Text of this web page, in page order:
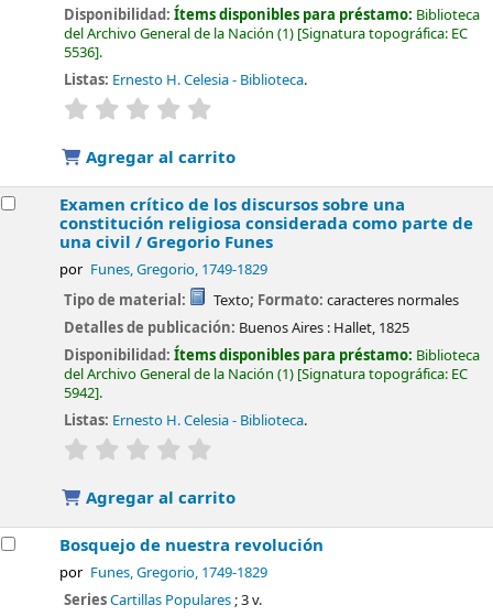
Disponibilidad:Ítems disponibles para préstamo: Biblioteca
del Archivo General de la Nación (1) Signatura topográfica: EC
5536 .
Listas: Ernesto H. Celesia - Biblioteca.
valoración
Agregar al carrito
Examen crítico de los discursos sobre una
constitución religiosa considerada como parte de
una civil / Gregorio Funes
por Funes, Gregorio, 1749-1829
Tipo de material: Texto; Formato: caracteres normales
Detalles de publicación: Buenos Aires : Hallet, 1825
Disponibilidad:Ítems disponibles para préstamo: Biblioteca
del Archivo General de la Nación (1) Signatura topográfica: EC
5942 .
Listas: Ernesto H. Celesia - Biblioteca.
valoración
Agregar al carrito
Bosquejo de nuestra revolución
por Funes, Gregorio, 1749-1829
SeriesCartillas Populares; 3 v.